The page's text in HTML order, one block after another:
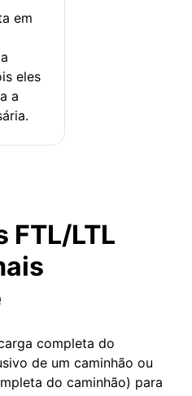
em
eles
a
FTL/LTL
completa do
de um caminhão ou
do caminhão) para